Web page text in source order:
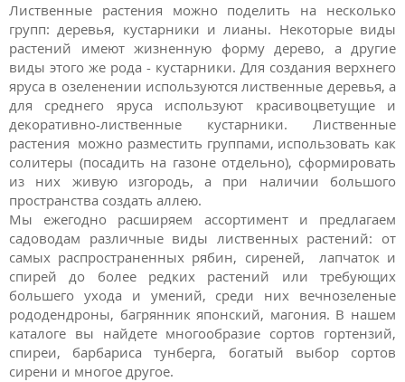
Лиственные растения можно поделить на несколько
групп: деревья, кустарники и лианы. Некоторые виды
растений имеют жизненную форму дерево, а другие
виды этого же рода - кустарники. Для создания верхнего
яруса в озеленении используются лиственные деревья, а
для среднего яруса используют красивоцветущие и
декоративно-лиственные кустарники. Лиственные
растения можно разместить группами, использовать как
солитеры (посадить на газоне отдельно), сформировать
из них живую изгородь, а при наличии большого
пространства создать аллею.
Мы ежегодно расширяем ассортимент и предлагаем
садоводам различные виды лиственных растений: от
самых распространенных рябин, сиреней, лапчаток и
спирей до более редких растений или требующих
большего ухода и умений, среди них вечнозеленые
рододендроны, багрянник японский, магония. В нашем
каталоге вы найдете многообразие сортов гортензий,
спиреи, барбариса тунберга, богатый выбор сортов
сирени и многое другое.